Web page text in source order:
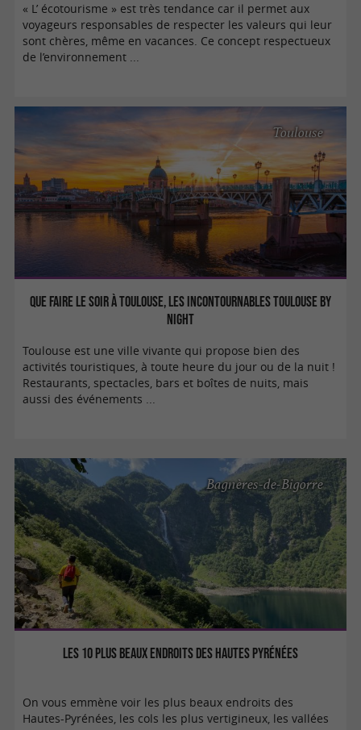
« L’ écotourisme » est très tendance car il permet aux
voyageurs responsables de respecter les valeurs qui leur
sont chères, même en vacances. Ce concept respectueux
de l’environnement ...
Que faire le soir à Toulouse, les incontournables Toulouse by
night
Toulouse
Toulouse est une ville vivante qui propose bien des
activités touristiques, à toute heure du jour ou de la nuit !
Restaurants, spectacles, bars et boîtes de nuits, mais
aussi des événements ...
Les 10 plus beaux endroits des Hautes Pyrénées
Bagnères-de-Bigorre
On vous emmène voir les plus beaux endroits des
Hautes-Pyrénées, les cols les plus vertigineux, les vallées